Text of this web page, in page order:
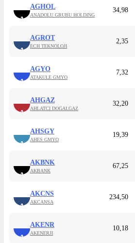
A
AGHOL
ANADOLU GRUBU HOLDING
34,98
A
AGROT
ECH TEKNOLOJI
2,35
A
AGYO
ATAKULE GMYO
7,32
A
AHGAZ
AHLATCI DOGALGAZ
32,20
A
AHSGY
AHES GMYO
19,39
A
AKBNK
AKBANK
67,25
A
AKCNS
AKCANSA
234,50
A
AKENR
AKENERJI
10,18